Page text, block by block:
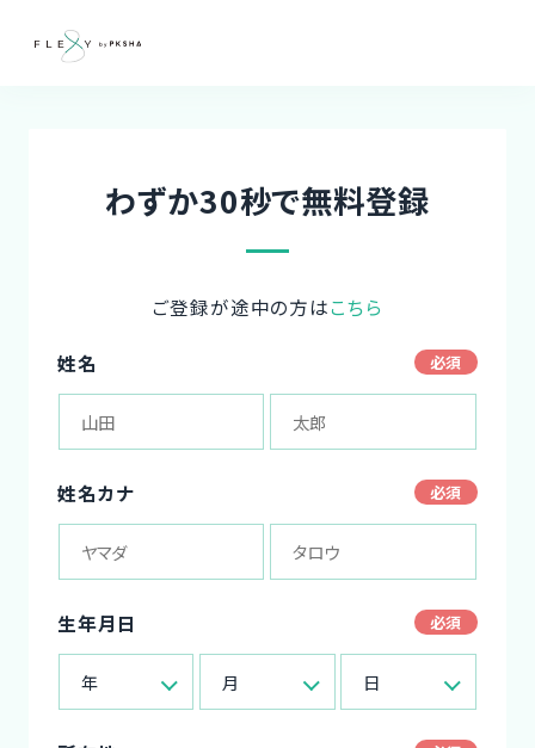
わずか30秒で無料登録
ご登録が途中の方はこちら
姓名
姓名カナ
生年月日
年 月 日